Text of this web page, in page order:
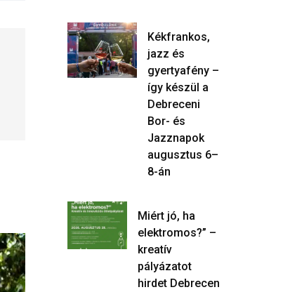
Kékfrankos,
jazz és
gyertyafény –
így készül a
Debreceni
Bor- és
Jazznapok
augusztus 6–
8-án
Miért jó, ha
elektromos?” –
kreatív
pályázatot
hirdet Debrecen